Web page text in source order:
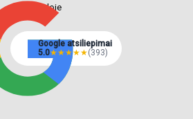
Klaipėdoje
Google atsiliepimai
5.0★★★★★(393)